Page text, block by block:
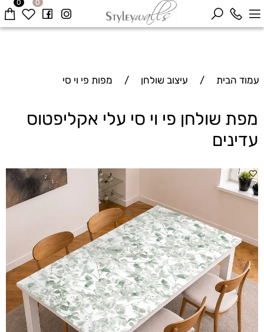
0 0
עמוד הבית / עיצוב שולחן / מפות פי וי סי
מפת שולחן פי וי סי עלי אקליפטוס
עדינים